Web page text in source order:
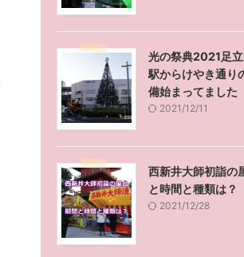
光の祭典2021足
駅からけやき通り
備始まってました
2021/12/11
西新井大師初詣の
と時間と種類は？
2021/12/28